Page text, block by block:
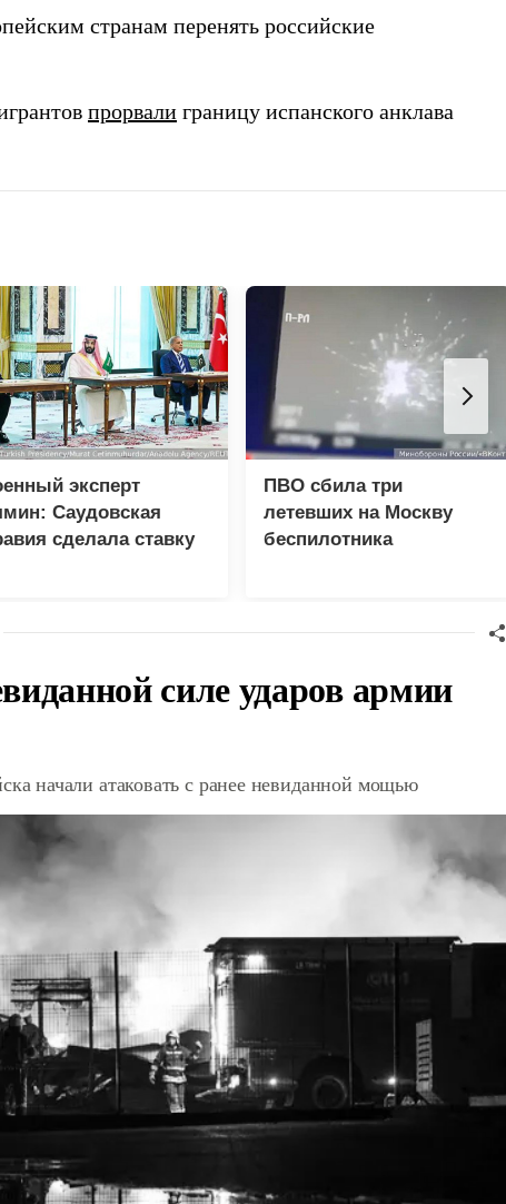
странам перенять российские
прорвали границу испанского анклава
эксперт
Саудовская
сделала ставку
ПВО сбила три
летевших на Москву
беспилотника
силе ударов армии
начали атаковать с ранее невиданной мощью